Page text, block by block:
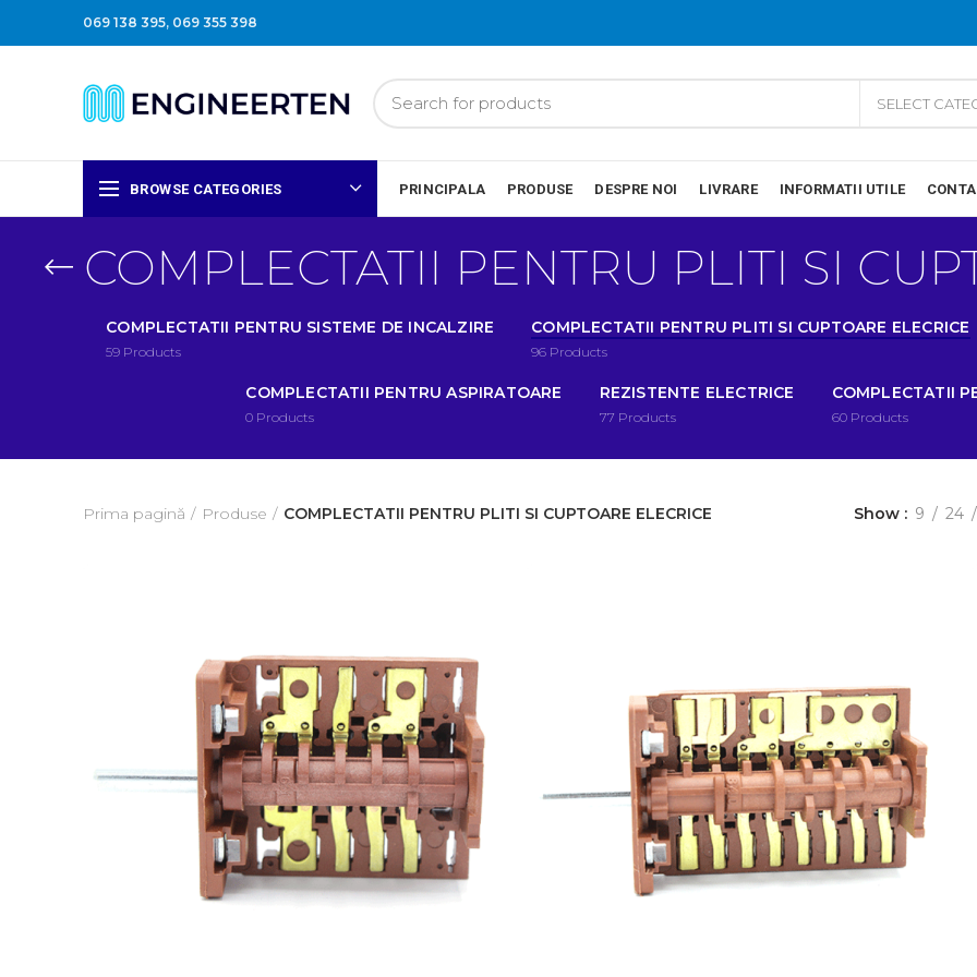
069 138 395, 069 355 398
SELECT
BROWSE CATEGORIES PRINCIPALA PRODUSE DESPRE NOI LIVRARE INFORMATII UTILE
COMPLECTATII PENTRU PLITI SI
COMPLECTATII PENTRU SISTEME DE INCALZIRE
59 Products
COMPLECTATII PENTRU PLITI SI CUPTOARE ELECRICE
96 Products
COMPLECTATII PENTRU ASPIRATOARE
0 Products
REZISTENTE ELECTRICE
77 Products
COMPLECTATII
60 Products
Prima pagină Produse COMPLECTATII PENTRU PLITI SI CUPTOARE ELECRICE Show 9 24